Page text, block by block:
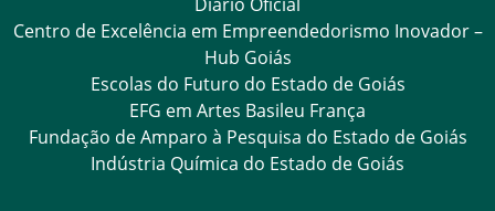
Centro de Excelência em Empreendedorismo Inovador –
Hub Goiás
Escolas do Futuro do Estado de Goiás
EFG em Artes Basileu França
Fundação de Amparo à Pesquisa do Estado de Goiás
Indústria Química do Estado de Goiás